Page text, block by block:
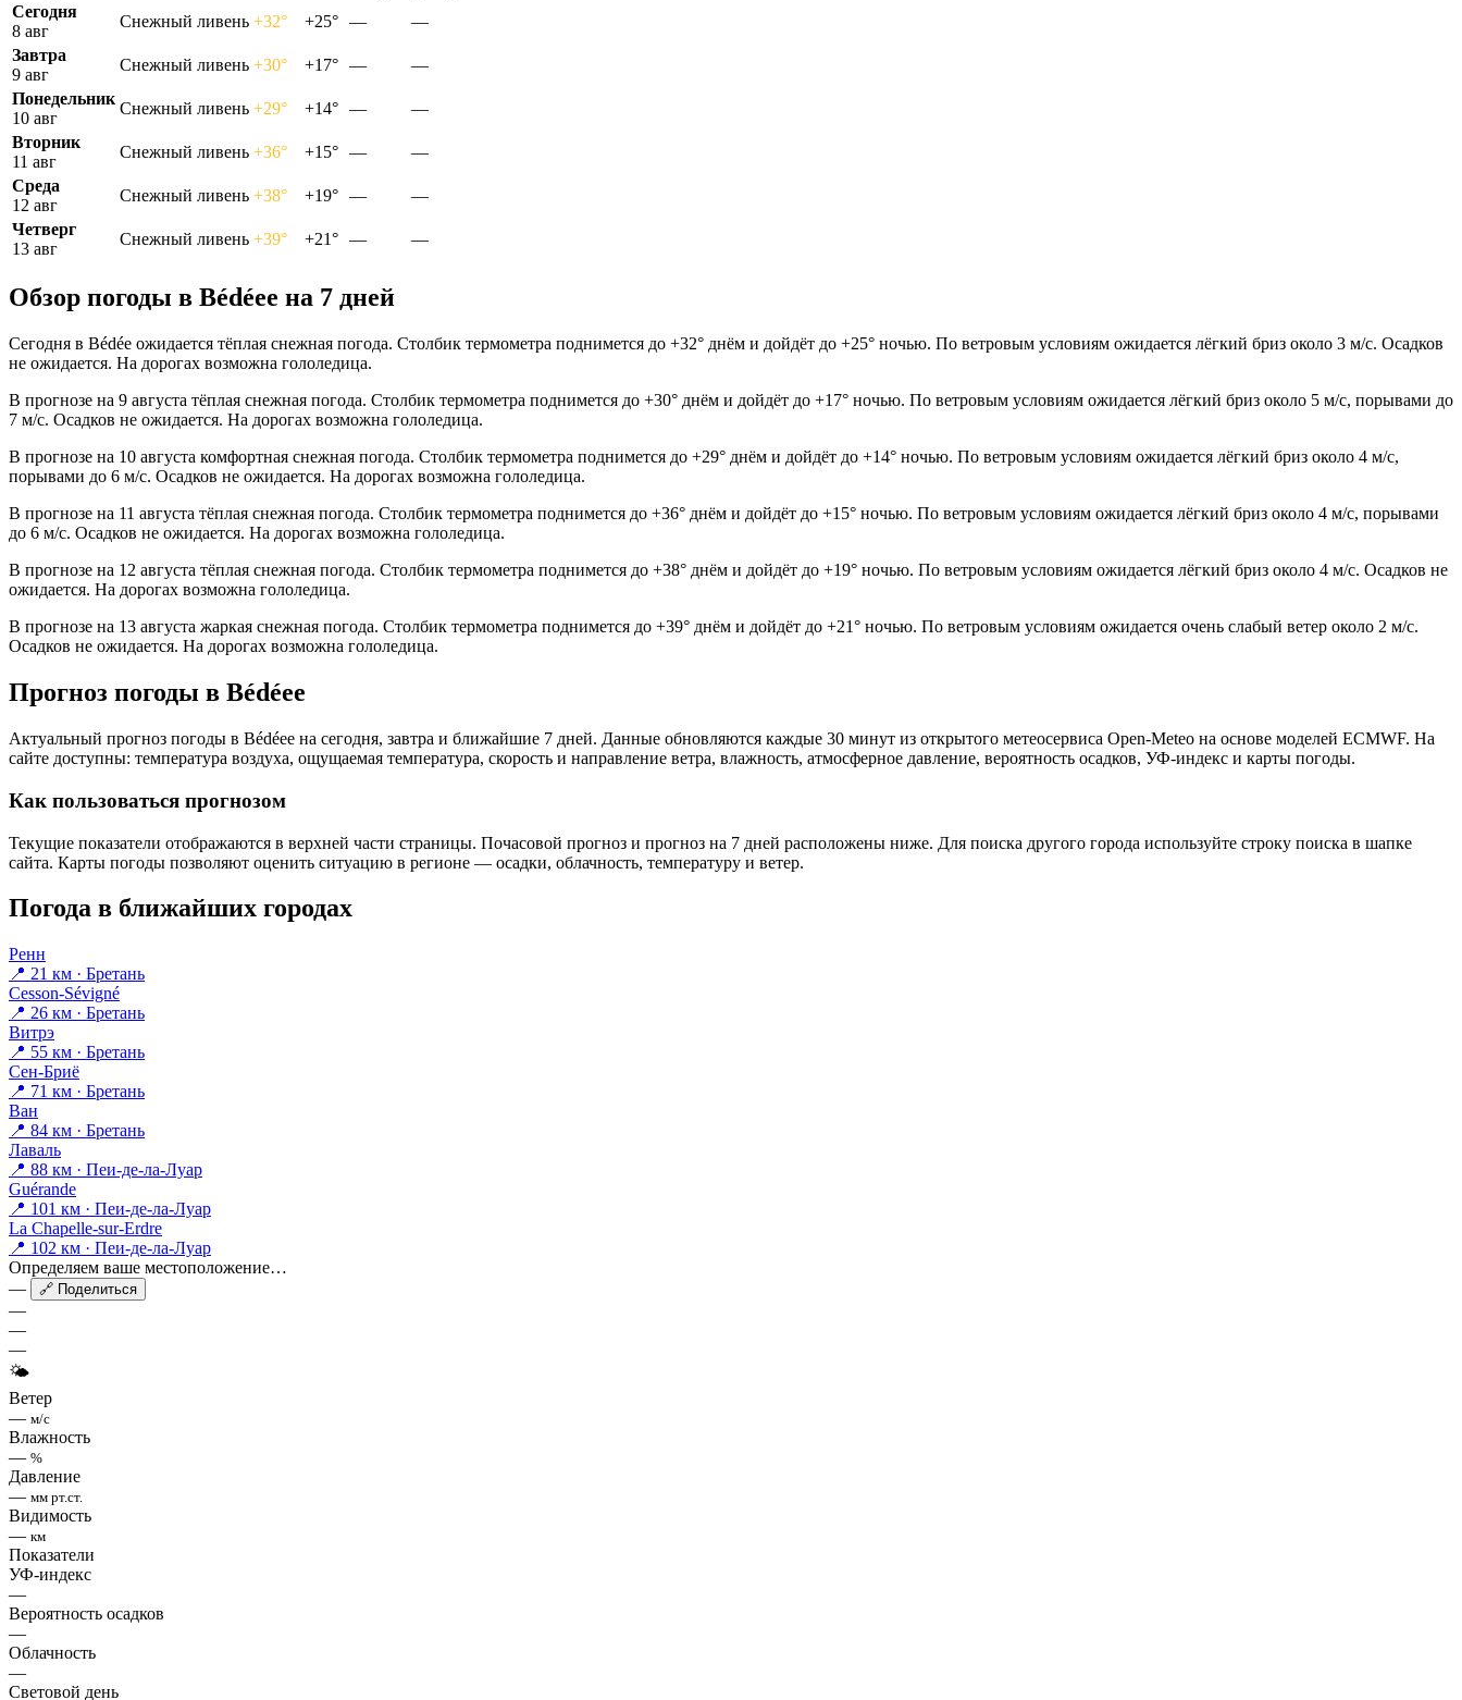
Сегодня
8 авг
Снежный ливень +32° +25° —
—
Завтра
9 авг
Снежный ливень +30° +17° —
—
Понедельник
10 авг
Снежный ливень +29° +14° —
—
Вторник
11 авг
Снежный ливень +36° +15° —
—
Среда
12 авг
Снежный ливень +38° +19° —
—
Четверг
13 авг
Снежный ливень +39° +21° — —
Обзор погоды в Bédéeе на 7 дней
Сегодня в Bédée ожидается тёплая снежная погода. Столбик термометра поднимется до +32° днём и дойдёт до +25° ночью. По ветровым условиям ожидается лёгкий бриз около 3 м/с. Осадков
не ожидается. На дорогах возможна гололедица.
В прогнозе на 9 августа тёплая снежная погода. Столбик термометра поднимется до +30° днём и дойдёт до +17° ночью. По ветровым условиям ожидается лёгкий бриз около 5 м/с, порывами до
7 м/с. Осадков не ожидается. На дорогах возможна гололедица.
В прогнозе на 10 августа комфортная снежная погода. Столбик термометра поднимется до +29° днём и дойдёт до +14° ночью. По ветровым условиям ожидается лёгкий бриз около 4 м/с,
порывами до 6 м/с. Осадков не ожидается. На дорогах возможна гололедица.
В прогнозе на 11 августа тёплая снежная погода. Столбик термометра поднимется до +36° днём и дойдёт до +15° ночью. По ветровым условиям ожидается лёгкий бриз около 4 м/с, порывами
до 6 м/с. Осадков не ожидается. На дорогах возможна гололедица.
В прогнозе на 12 августа тёплая снежная погода. Столбик термометра поднимется до +38° днём и дойдёт до +19° ночью. По ветровым условиям ожидается лёгкий бриз около 4 м/с. Осадков не
ожидается. На дорогах возможна гололедица.
В прогнозе на 13 августа жаркая снежная погода. Столбик термометра поднимется до +39° днём и дойдёт до +21° ночью. По ветровым условиям ожидается очень слабый ветер около 2 м/с.
Осадков не ожидается. На дорогах возможна гололедица.
Прогноз погоды в Bédéeе
Актуальный прогноз погоды в Bédéeе на сегодня, завтра и ближайшие 7 дней. Данные обновляются каждые 30 минут из открытого метеосервиса Open-Meteo на основе моделей ECMWF. На
сайте доступны: температура воздуха, ощущаемая температура, скорость и направление ветра, влажность, атмосферное давление, вероятность осадков, УФ-индекс и карты погоды.
Как пользоваться прогнозом
Текущие показатели отображаются в верхней части страницы. Почасовой прогноз и прогноз на 7 дней расположены ниже. Для поиска другого города используйте строку поиска в шапке
сайта. Карты погоды позволяют оценить ситуацию в регионе — осадки, облачность, температуру и ветер.
Погода в ближайших городах
Ренн
📍 21 км · Бретань
Cesson-Sévigné
📍 26 км · Бретань
Витрэ
📍 55 км · Бретань
Сен-Бриё
📍 71 км · Бретань
Ван
📍 84 км · Бретань
Лаваль
📍 88 км · Пеи-де-ла-Луар
Guérande
📍 101 км · Пеи-де-ла-Луар
La Chapelle-sur-Erdre
📍 102 км · Пеи-де-ла-Луар
Определяем ваше местоположение…
—
🔗 Поделиться
—
—
—
🌤
Ветер
— м/с
Влажность
— %
Давление
— мм рт.ст.
Видимость
— км
Показатели
УФ-индекс
—
Вероятность осадков
—
Облачность
—
Световой день